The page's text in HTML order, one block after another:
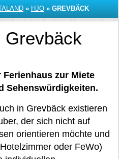
» HJO » GREVBÄCK
Grevbäck
zur Miete
Sehenswürdigkeiten.
in Grevbäck existieren
der sich nicht auf
orientieren möchte und
oder FeWo)